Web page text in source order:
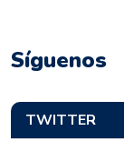
Síguenos
TWITTER